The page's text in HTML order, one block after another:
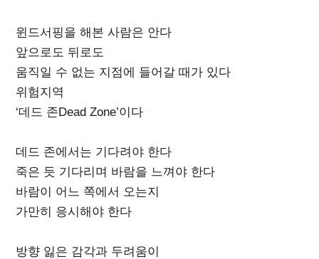
윈드서핑을 해본 사람은 안다
앞으로도 뒤로도
움직일 수 없는 지점에 들어갈 때가 있다
위험지역
‘데드 존Dead Zone’이다
데드 존에서는 기다려야 한다
죽은 듯 기다리며 바람을 느껴야 한다
바람이 어느 쪽에서 오는지
가만히 응시해야 한다
방향 잃은 감각과 두려움이